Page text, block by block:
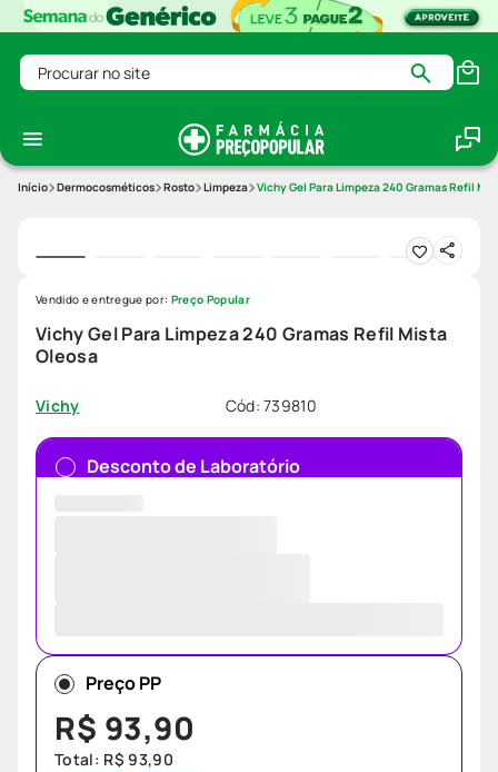
Procurar no site
Dermocosméticos Rosto Limpeza Vichy Gel Para Limpeza 240 Gramas Refil
Vichy Gel Para Limpeza 240 Gramas Refil Mista
Oleosa
Vichy Cód:739810
Vendido e entregue por: Preço Popular
Desconto de Laboratório
Preço PP
R$ 93,90
Total: R$ 93,90